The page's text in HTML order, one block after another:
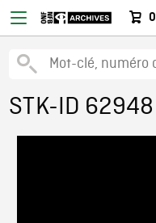
0
STK-ID 62948